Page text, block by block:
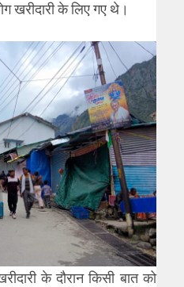
खरीदारी के लिए गए थे।
के दौरान किसी बात को